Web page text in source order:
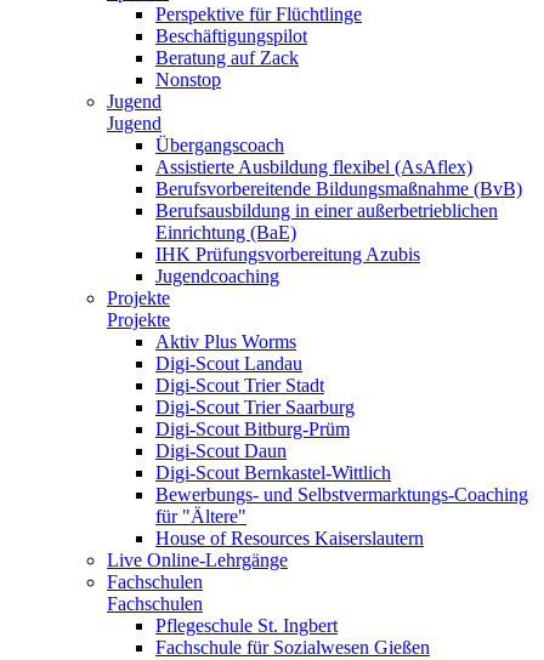
Perspektive für Flüchtlinge
Beschäftigungspilot
Beratung auf Zack
Nonstop
Jugend
Jugend
Übergangscoach
Assistierte Ausbildung flexibel (AsAflex)
Berufsvorbereitende Bildungsmaßnahme (BvB)
Berufsausbildung in einer außerbetrieblichen
Einrichtung (BaE)
IHK Prüfungsvorbereitung Azubis
Jugendcoaching
Projekte
Projekte
Aktiv Plus Worms
Digi-Scout Landau
Digi-Scout Trier Stadt
Digi-Scout Trier Saarburg
Digi-Scout Bitburg-Prüm
Digi-Scout Daun
Digi-Scout Bernkastel-Wittlich
Bewerbungs- und Selbstvermarktungs-Coaching
für "Ältere"
House of Resources Kaiserslautern
Live Online-Lehrgänge
Fachschulen
Fachschulen
Pflegeschule St. Ingbert
Fachschule für Sozialwesen Gießen